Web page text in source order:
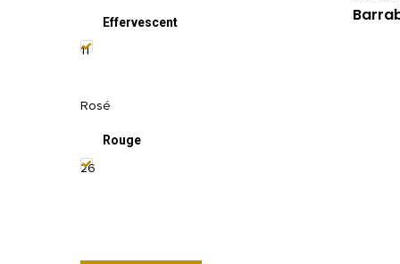
Effervescent
11
Rosé
Rouge
26